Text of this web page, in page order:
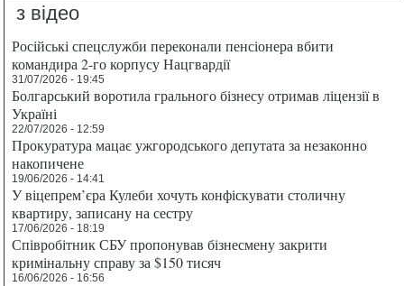
з відео
Російські спецслужби переконали пенсіонера вбити
командира 2-го корпусу Нацгвардії
31/07/2026 - 19:45
Болгарський воротила грального бізнесу отримав ліцензії в
Україні
22/07/2026 - 12:59
Прокуратура мацає ужгородського депутата за незаконно
накопичене
19/06/2026 - 14:41
У віцепрем’єра Кулеби хочуть конфіскувати столичну
квартиру, записану на сестру
17/06/2026 - 18:19
Співробітник СБУ пропонував бізнесмену закрити
кримінальну справу за $150 тисяч
16/06/2026 - 16:56